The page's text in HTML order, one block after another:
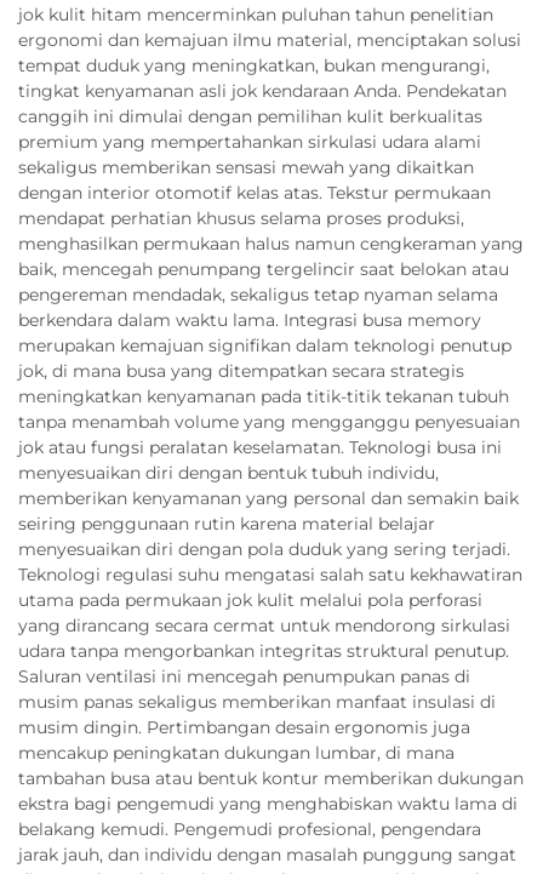
jok kulit hitam mencerminkan puluhan tahun penelitian
ergonomi dan kemajuan ilmu material, menciptakan solusi
tempat duduk yang meningkatkan, bukan mengurangi,
tingkat kenyamanan asli jok kendaraan Anda. Pendekatan
canggih ini dimulai dengan pemilihan kulit berkualitas
premium yang mempertahankan sirkulasi udara alami
sekaligus memberikan sensasi mewah yang dikaitkan
dengan interior otomotif kelas atas. Tekstur permukaan
mendapat perhatian khusus selama proses produksi,
menghasilkan permukaan halus namun cengkeraman yang
baik, mencegah penumpang tergelincir saat belokan atau
pengereman mendadak, sekaligus tetap nyaman selama
berkendara dalam waktu lama. Integrasi busa memory
merupakan kemajuan signifikan dalam teknologi penutup
jok, di mana busa yang ditempatkan secara strategis
meningkatkan kenyamanan pada titik-titik tekanan tubuh
tanpa menambah volume yang mengganggu penyesuaian
jok atau fungsi peralatan keselamatan. Teknologi busa ini
menyesuaikan diri dengan bentuk tubuh individu,
memberikan kenyamanan yang personal dan semakin baik
seiring penggunaan rutin karena material belajar
menyesuaikan diri dengan pola duduk yang sering terjadi.
Teknologi regulasi suhu mengatasi salah satu kekhawatiran
utama pada permukaan jok kulit melalui pola perforasi
yang dirancang secara cermat untuk mendorong sirkulasi
udara tanpa mengorbankan integritas struktural penutup.
Saluran ventilasi ini mencegah penumpukan panas di
musim panas sekaligus memberikan manfaat insulasi di
musim dingin. Pertimbangan desain ergonomis juga
mencakup peningkatan dukungan lumbar, di mana
tambahan busa atau bentuk kontur memberikan dukungan
ekstra bagi pengemudi yang menghabiskan waktu lama di
belakang kemudi. Pengemudi profesional, pengendara
jarak jauh, dan individu dengan masalah punggung sangat